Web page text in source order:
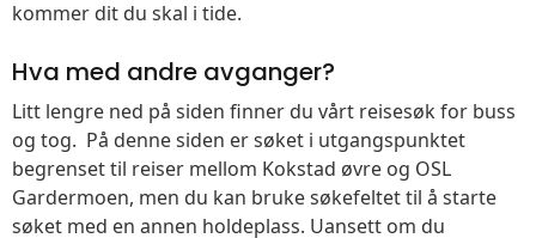
kommer dit du skal i tide.
Hva med andre avganger?
Litt lengre ned på siden finner du vårt reisesøk for buss
og tog. På denne siden er søket i utgangspunktet
begrenset til reiser mellom Kokstad øvre og OSL
Gardermoen, men du kan bruke søkefeltet til å starte
søket med en annen holdeplass. Uansett om du